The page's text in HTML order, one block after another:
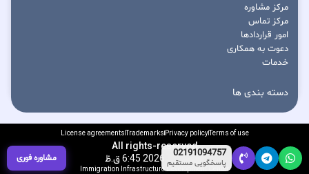
مرکز مشاوره
مرکز تماس
امور قراردادها
دعوت به همکاری
خدمات
دسته بندی ها
Terms of use
Privacy policy
Trademarks
License agreements
All rights-reserved
آگوست 7, 2026 6:45 ق.ظ
Immigration Infrastructure Development Center
02191094757
پاسخگویی مستقیم مشاوره فوری